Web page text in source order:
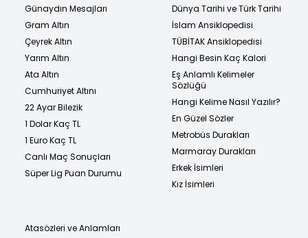
Günaydın Mesajları
Gram Altın
Çeyrek Altın
Yarım Altın
Ata Altın
Cumhuriyet Altını
22 Ayar Bilezik
1 Dolar Kaç TL
1 Euro Kaç TL
Canlı Maç Sonuçları
Süper Lig Puan Durumu
Dünya Tarihi ve Türk Tarihi
İslam Ansiklopedisi
TÜBİTAK Ansiklopedisi
Hangi Besin Kaç Kalori
Eş Anlamlı Kelimeler
Sözlüğü
Hangi Kelime Nasıl Yazılır?
En Güzel Sözler
Metrobüs Durakları
Marmaray Durakları
Erkek İsimleri
Kız İsimleri
Atasözleri ve Anlamları